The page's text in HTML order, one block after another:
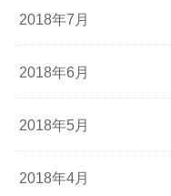
2018年7月
2018年6月
2018年5月
2018年4月